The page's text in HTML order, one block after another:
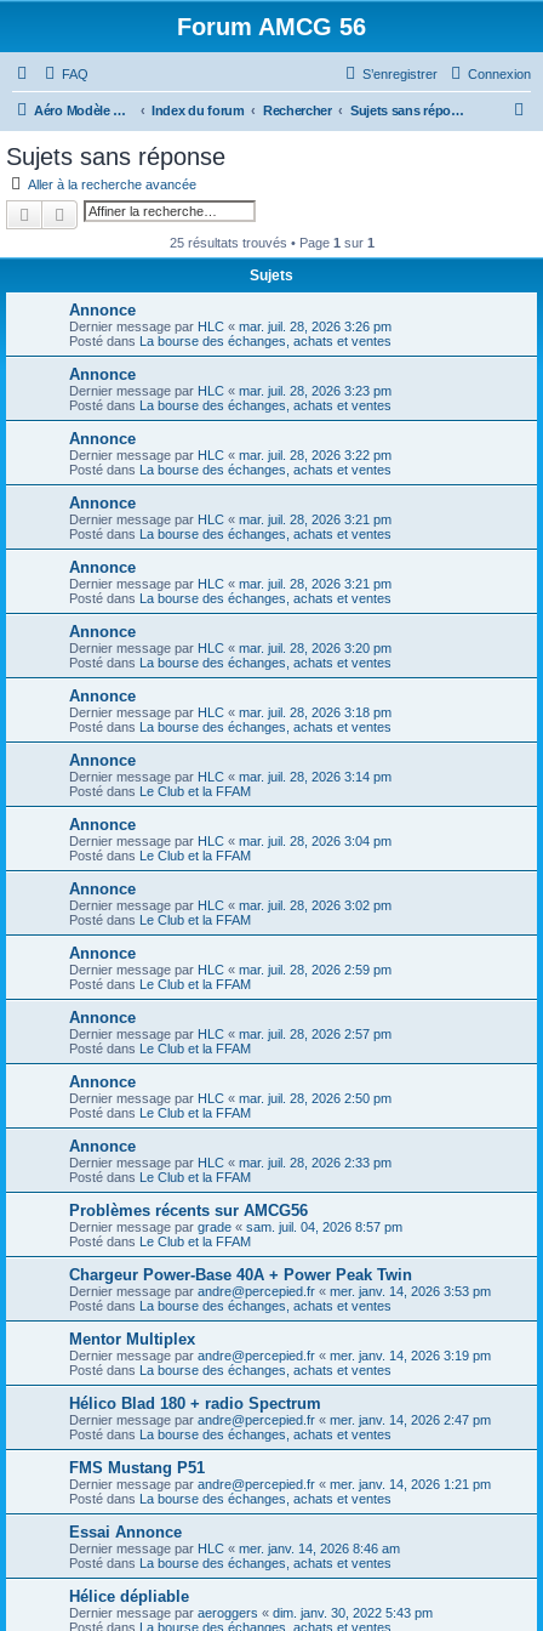
Forum AMCG 56
FAQ Connexion
S’enregistrer
Aéro Modèle Club du Golfe Index du forum Rechercher Sujets sans réponse
r
Sujets sans réponse
Aller à la recherche avancée
RechercherRecherche avancée
25 résultats trouvés • Page 1 sur 1
Sujets
Annonce
Dernier message par HLC « mar. juil. 28, 2026 3:26 pm
Posté dans La bourse des échanges, achats et ventes
Annonce
Dernier message par HLC « mar. juil. 28, 2026 3:23 pm
Posté dans La bourse des échanges, achats et ventes
Annonce
Dernier message par HLC « mar. juil. 28, 2026 3:22 pm
Posté dans La bourse des échanges, achats et ventes
Annonce
Dernier message par HLC « mar. juil. 28, 2026 3:21 pm
Posté dans La bourse des échanges, achats et ventes
Annonce
Dernier message par HLC « mar. juil. 28, 2026 3:21 pm
Posté dans La bourse des échanges, achats et ventes
Annonce
Dernier message par HLC « mar. juil. 28, 2026 3:20 pm
Posté dans La bourse des échanges, achats et ventes
Annonce
Dernier message par HLC « mar. juil. 28, 2026 3:18 pm
Posté dans La bourse des échanges, achats et ventes
Annonce
Dernier message par HLC « mar. juil. 28, 2026 3:14 pm
Posté dans Le Club et la FFAM
Annonce
Dernier message par HLC « mar. juil. 28, 2026 3:04 pm
Posté dans Le Club et la FFAM
Annonce
Dernier message par HLC « mar. juil. 28, 2026 3:02 pm
Posté dans Le Club et la FFAM
Annonce
Dernier message par HLC « mar. juil. 28, 2026 2:59 pm
Posté dans Le Club et la FFAM
Annonce
Dernier message par HLC « mar. juil. 28, 2026 2:57 pm
Posté dans Le Club et la FFAM
Annonce
Dernier message par HLC « mar. juil. 28, 2026 2:50 pm
Posté dans Le Club et la FFAM
Annonce
Dernier message par HLC « mar. juil. 28, 2026 2:33 pm
Posté dans Le Club et la FFAM
Problèmes récents sur AMCG56
Dernier message par grade « sam. juil. 04, 2026 8:57 pm
Posté dans Le Club et la FFAM
Chargeur Power-Base 40A + Power Peak Twin
Dernier message par andre@percepied.fr « mer. janv. 14, 2026 3:53 pm
Posté dans La bourse des échanges, achats et ventes
Mentor Multiplex
Dernier message par andre@percepied.fr « mer. janv. 14, 2026 3:19 pm
Posté dans La bourse des échanges, achats et ventes
Hélico Blad 180 + radio Spectrum
Dernier message par andre@percepied.fr « mer. janv. 14, 2026 2:47 pm
Posté dans La bourse des échanges, achats et ventes
FMS Mustang P51
Dernier message par andre@percepied.fr « mer. janv. 14, 2026 1:21 pm
Posté dans La bourse des échanges, achats et ventes
Essai Annonce
Dernier message par HLC « mer. janv. 14, 2026 8:46 am
Posté dans La bourse des échanges, achats et ventes
Hélice dépliable
Dernier message par aeroggers « dim. janv. 30, 2022 5:43 pm
Posté dans La bourse des échanges, achats et ventes